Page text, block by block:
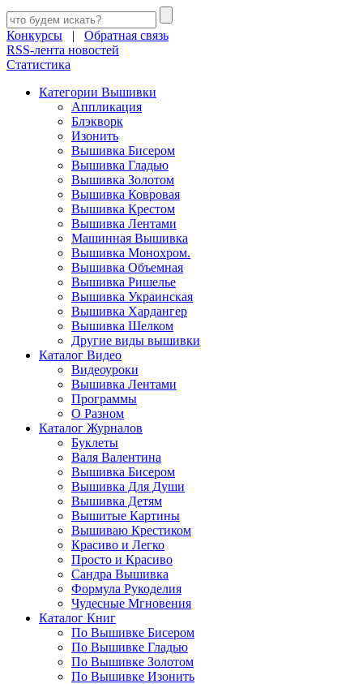
Конкурсы | Обратная связь
RSS-лента новостей
Статистика
Категории Вышивки
Аппликация
Блэкворк
Изонить
Вышивка Бисером
Вышивка Гладью
Вышивка Золотом
Вышивка Ковровая
Вышивка Крестом
Вышивка Лентами
Машинная Вышивка
Вышивка Монохром.
Вышивка Объемная
Вышивка Ришелье
Вышивка Украинская
Вышивка Хардангер
Вышивка Шелком
Другие виды вышивки
Каталог Видео
Видеоуроки
Вышивка Лентами
Программы
О Разном
Каталог Журналов
Буклеты
Валя Валентина
Вышивка Бисером
Вышивка Для Души
Вышивка Детям
Вышитые Картины
Вышиваю Крестиком
Красиво и Легко
Просто и Красиво
Сандра Вышивка
Формула Рукоделия
Чудесные Мгновения
Каталог Книг
По Вышивке Бисером
По Вышивке Гладью
По Вышивке Золотом
По Вышивке Изонить